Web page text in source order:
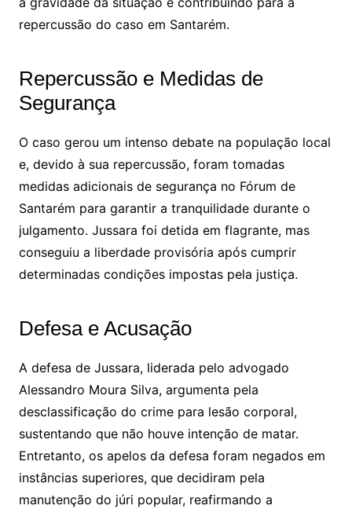
repercussão do caso em Santarém.
Repercussão e Medidas de
Segurança
O caso gerou um intenso debate na população local
e, devido à sua repercussão, foram tomadas
medidas adicionais de segurança no Fórum de
Santarém para garantir a tranquilidade durante o
julgamento. Jussara foi detida em flagrante, mas
conseguiu a liberdade provisória após cumprir
determinadas condições impostas pela justiça.
Defesa e Acusação
A defesa de Jussara, liderada pelo advogado
Alessandro Moura Silva, argumenta pela
desclassificação do crime para lesão corporal,
sustentando que não houve intenção de matar.
Entretanto, os apelos da defesa foram negados em
instâncias superiores, que decidiram pela
manutenção do júri popular, reafirmando a